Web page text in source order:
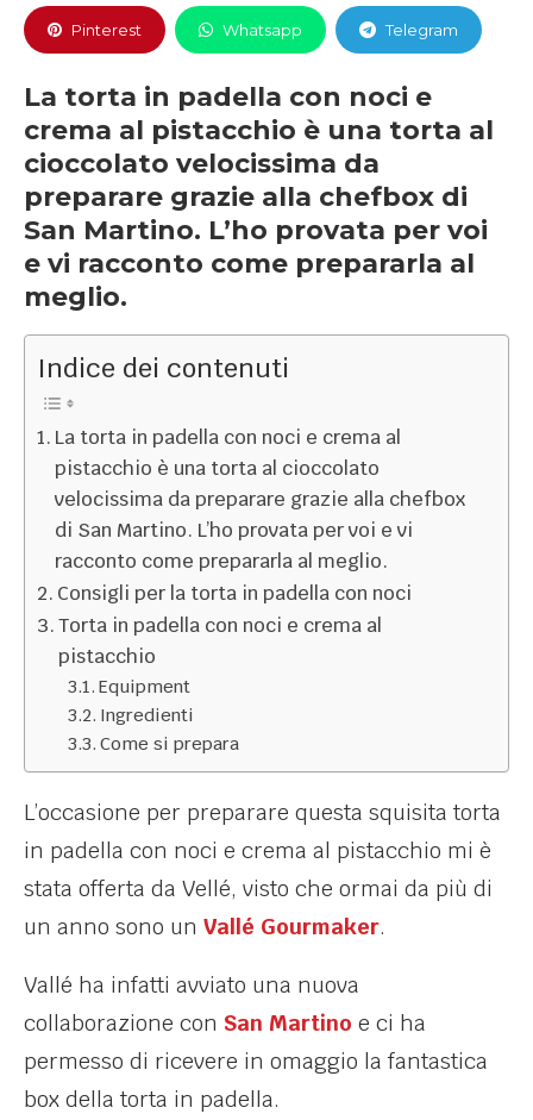
Pinterest Whatsapp Telegram
La torta in padella con noci e
crema al pistacchio è una torta al
cioccolato velocissima da
preparare grazie alla chefbox di
San Martino. L’ho provata per voi
e vi racconto come prepararla al
meglio.
Indice dei contenuti
La torta in padella con noci e crema al
pistacchio è una torta al cioccolato
velocissima da preparare grazie alla chefbox
di San Martino. L’ho provata per voi e vi
racconto come prepararla al meglio.
Consigli per la torta in padella con noci
Torta in padella con noci e crema al
pistacchio
Equipment
Ingredienti
Come si prepara
L’occasione per preparare questa squisita torta
in padella con noci e crema al pistacchio mi è
stata offerta da Vellé, visto che ormai da più di
un anno sono un Vallé Gourmaker.
Vallé ha infatti avviato una nuova
collaborazione con San Martino e ci ha
permesso di ricevere in omaggio la fantastica
box della torta in padella.